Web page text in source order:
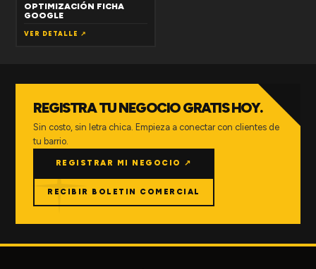
OPTIMIZACIÓN FICHA
GOOGLE
VER DETALLE ↗
REGISTRA TU NEGOCIO GRATIS HOY.
Sin costo, sin letra chica. Empieza a conectar con clientes de
tu barrio.
REGISTRAR MI NEGOCIO ↗
RECIBIR BOLETIN COMERCIAL